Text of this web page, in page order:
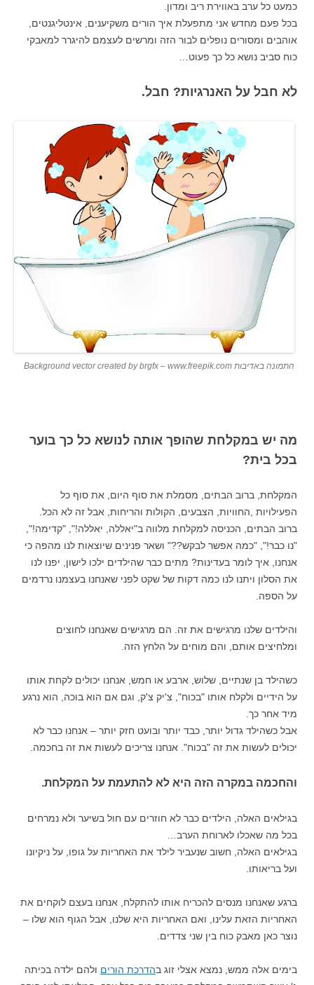
כמעט כל ערב באווירת ריב ומדון.
בכל פעם מחדש אני מתפעלת איך הורים משקיענים, אינטליגנטים,
אוהבים ומסורים נופלים לבור הזה ומרשים לעצמם להיגרר למאבקי
כוח סביב נושא כל כך פעוט…
לא חבל על האנרגיות? חבל.
התמונה באדיבות Background vector created by brgfx – www.freepik.com
מה יש במקלחת שהופך אותה לנושא כל כך בוער
בכל בית?
המקלחת, ברוב הבתים, מסמלת את סוף היום, את סוף כל
הפעילויות ,החוויות, הצבעים, הקולות והריחות, אבל זה לא הכל.
ברוב הבתים, הכניסה למקלחת מלווה ב"יאללה, יאללה!", "קדימה!",
"נו כבר!", "כמה אפשר לבקש??" ושאר פנינים שיוצאות לנו מהפה כי
אנחנו, איך לומר בעדינות? מתים כבר שהילדים ילכו לישון, יפנו לנו
את הסלון ויתנו לנו כמה דקות של שקט לפני שאנחנו בעצמנו נרדמים
על הספה.
והילדים שלנו מרגישים את זה. הם מרגישים שאנחנו לחוצים
ומלחיצים אותם, והם מוחים על הלחץ הזה.
כשהילד בן שנתיים, שלוש, ארבע או חמש, אנחנו יכולים לקחת אותו
על הידיים ולקלח אותו "בכוח", צ'יק צ'ק, וגם אם הוא בוכה, הוא נרגע
מיד אחר כך.
אבל כשהילד גדול יותר, כבד יותר ובועט חזק יותר – אנחנו כבר לא
יכולים לעשות את זה "בכוח". אנחנו צריכים לעשות את זה בחכמה.
והחכמה במקרה הזה היא לא להתעמת על המקלחת.
בגילאים האלה, הילדים כבר לא חוזרים עם חול בשיער ולא נמרחים
בכל מה שאכלו לארוחת הערב…
בגילאים האלה, חשוב שנעביר לילד את האחריות על גופו, על ניקיונו
ועל בריאותו.
ברגע שאנחנו מנסים להכריח אותו להתקלח, אנחנו בעצם לוקחים את
האחריות הזאת עלינו, ואם האחריות היא שלנו, אבל הגוף הוא שלו –
נוצר כאן מאבק כוח בין שני צדדים.
בימים אלה ממש, נמצא אצלי זוג בהדרכת הורים ולהם ילדה בכיתה